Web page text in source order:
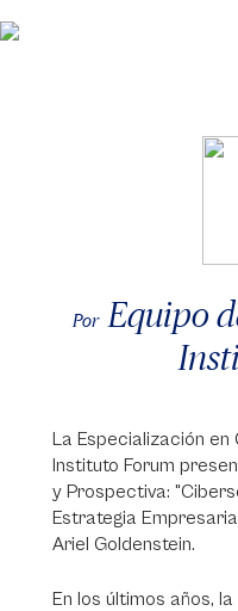
Por Equipo
La Especialización
Instituto Forum
y Prospectiva:
Estrategia
Ariel Goldenstein.
En los últimos años,